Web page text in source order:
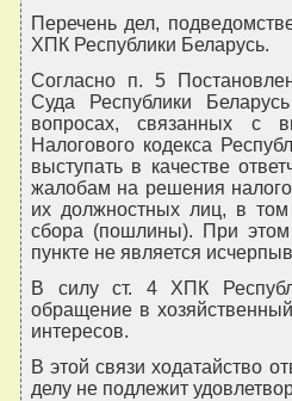
Перечень дел,
ХПК Республики Беларусь.
Согласно п. 5
Суда Республики
вопросах, связанных с
Налогового кодекса
выступать в качестве
жалобам на решения
их должностных лиц, в
сбора (пошлины). При этом
пункте не является
В силу ст. 4 ХПК
обращение в
интересов.
В этой связи ходатайство
делу не подлежит